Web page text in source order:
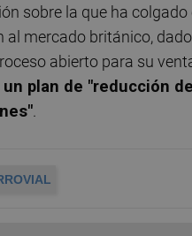
sobre la que ha
mercado británico,
abierto para su
plan de "reducción
.